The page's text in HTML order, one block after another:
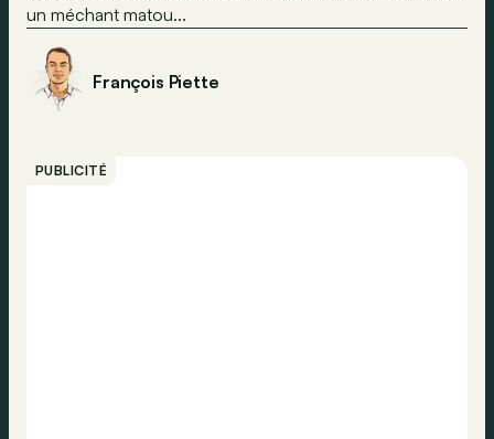
un méchant matou...
François Piette
PUBLICITÉ